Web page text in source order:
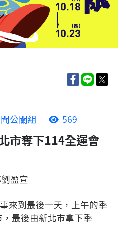
公關組 569
市奪下114全運會
盈宣
來到最後一天，上午的季
最後由新北市拿下季